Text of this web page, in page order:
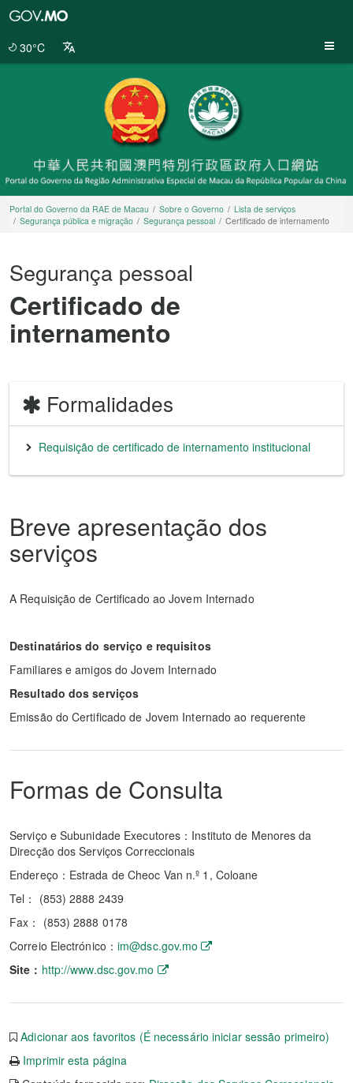
30°C
Portal do Governo da RAE de Macau Sobre o Governo
Lista de serviços
Segurança pública e migração
Segurança pessoal Certificado de internamento
Segurança pessoal
Certificado de
internamento
Formalidades
Requisição de certificado de internamento institucional
Breve apresentação dos
serviços
A Requisição de Certificado ao Jovem Internado
Destinatários do serviço e requisitos
Familiares e amigos do Jovem Internado
Resultado dos serviços
Emissão do Certificado de Jovem Internado ao requerente
Formas de Consulta
Serviço e Subunidade Executores：Instituto de Menores da
Direcção dos Serviços Correccionais
Endereço：Estrada de Cheoc Van n.º 1, Coloane
Tel： (853) 2888 2439
Fax： (853) 2888 0178
Correio Electrónico： im@dsc.gov.mo
Site： http://www.dsc.gov.mo
Adicionar aos favoritos (É necessário iniciar sessão primeiro)
Imprimir esta página